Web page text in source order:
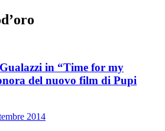
in “Time for my
del nuovo film di Pupi
2014